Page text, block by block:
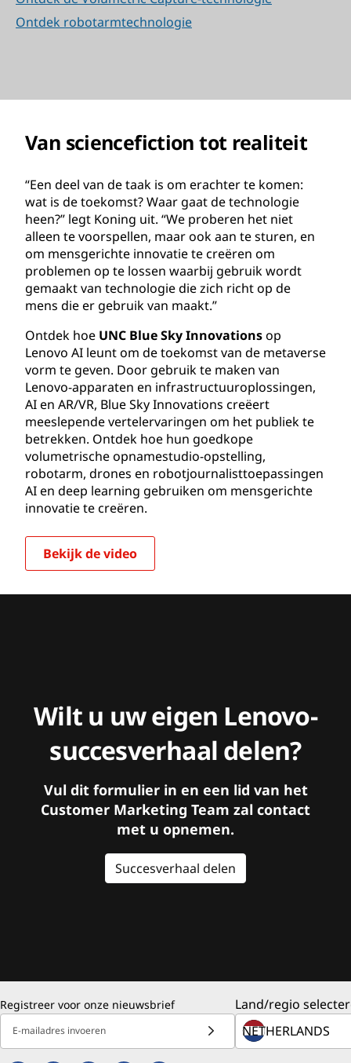
Ontdek robotarmtechnologie
Van sciencefiction tot realiteit
“Een deel van de taak is om erachter te komen:
wat is de toekomst? Waar gaat de technologie
heen?” legt Koning uit. “We proberen het niet
alleen te voorspellen, maar ook aan te sturen, en
om mensgerichte innovatie te creëren om
problemen op te lossen waarbij gebruik wordt
gemaakt van technologie die zich richt op de
mens die er gebruik van maakt.”
Ontdek hoe UNC Blue Sky Innovationsop
Lenovo AI leunt om de toekomst van de metaverse
vorm te geven. Door gebruik te maken van
Lenovo-apparaten en infrastructuuroplossingen,
AI en AR/VR, Blue Sky Innovations creëert
meeslepende vertelervaringen om het publiek te
betrekken. Ontdek hoe hun goedkope
volumetrische opnamestudio-opstelling,
robotarm, drones en robotjournalisttoepassingen
AI en deep learning gebruiken om mensgerichte
innovatie te creëren.
Bekijk de video
Wilt u uw eigen Lenovo-
succesverhaal delen?
Vul dit formulier in en een lid van het
Customer Marketing Team zal contact
met u opnemen.
Succesverhaal delen
Registreer voor onze nieuwsbrief
E-mailadres invoeren
Land/regio